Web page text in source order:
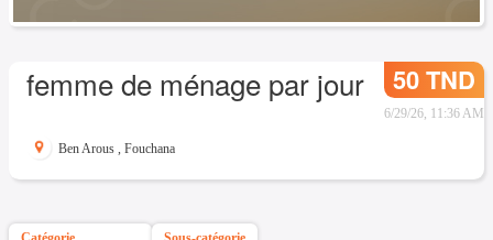
femme de ménage par jour 50 TND
6/29/26, 11:36 AM
Ben Arous , Fouchana